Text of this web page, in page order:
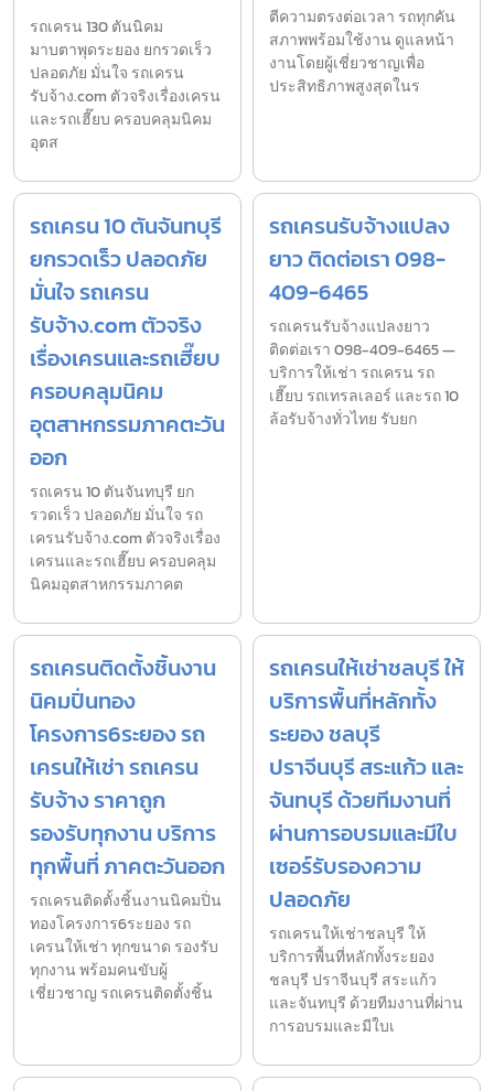
รถเครน 130 ตันนิคม
มาบตาพุดระยอง ยกรวดเร็ว
ปลอดภัย มั่นใจ รถเครน
รับจ้าง.com ตัวจริงเรื่องเครน
และรถเฮี๊ยบ ครอบคลุมนิคม
อุตส
ตีความตรงต่อเวลา รถทุกคัน
สภาพพร้อมใช้งาน ดูแลหน้า
งานโดยผู้เชี่ยวชาญเพื่อ
ประสิทธิภาพสูงสุดในร
รถเครน 10 ตันจันทบุรี
ยกรวดเร็ว ปลอดภัย
มั่นใจ รถเครน
รับจ้าง.com ตัวจริง
เรื่องเครนและรถเฮี๊ยบ
ครอบคลุมนิคม
อุตสาหกรรมภาคตะวัน
ออก
รถเครน 10 ตันจันทบุรี ยก
รวดเร็ว ปลอดภัย มั่นใจ รถ
เครนรับจ้าง.com ตัวจริงเรื่อง
เครนและรถเฮี๊ยบ ครอบคลุม
นิคมอุตสาหกรรมภาคต
รถเครนรับจ้างแปลง
ยาว ติดต่อเรา 098-
409-6465
รถเครนรับจ้างแปลงยาว
ติดต่อเรา 098-409-6465 —
บริการให้เช่า รถเครน รถ
เฮี๊ยบ รถเทรลเลอร์ และรถ 10
ล้อรับจ้างทั่วไทย รับยก
รถเครนติดตั้งชิ้นงาน
นิคมปิ่นทอง
โครงการ6ระยอง รถ
เครนให้เช่า รถเครน
รับจ้าง ราคาถูก
รองรับทุกงาน บริการ
ทุกพื้นที่ ภาคตะวันออก
รถเครนติดตั้งชิ้นงานนิคมปิ่น
ทองโครงการ6ระยอง รถ
เครนให้เช่า ทุกขนาด รองรับ
ทุกงาน พร้อมคนขับผู้
เชี่ยวชาญ รถเครนติดตั้งชิ้น
รถเครนให้เช่าชลบุรี ให้
บริการพื้นที่หลักทั้ง
ระยอง ชลบุรี
ปราจีนบุรี สระแก้ว และ
จันทบุรี ด้วยทีมงานที่
ผ่านการอบรมและมีใบ
เซอร์รับรองความ
ปลอดภัย
รถเครนให้เช่าชลบุรี ให้
บริการพื้นที่หลักทั้งระยอง
ชลบุรี ปราจีนบุรี สระแก้ว
และจันทบุรี ด้วยทีมงานที่ผ่าน
การอบรมและมีใบเ